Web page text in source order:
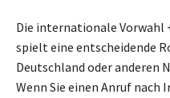
Die internationale Vorwahl
spielt eine entscheidende
Deutschland oder anderen
Wenn Sie einen Anruf